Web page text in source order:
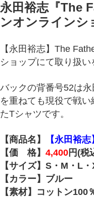
永田裕志『The
ンオンラインシ
【永田裕志】The
ショップにて取り扱い
バックの背番号52は
を重ねても現役で戦
たTシャツです。
【商品名】
【永田裕
【価 格】 4,400 円(税
【サイズ】S・M・L
【カラー】ブルー
【素材】コットン100